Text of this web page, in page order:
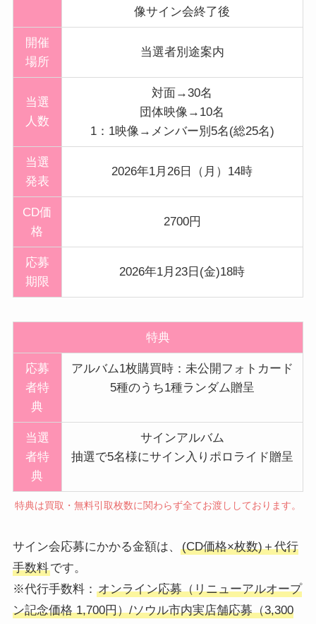
像サイン会終了後
開催
場所
当選者別途案内
当選
人数
対面→30名
団体映像→10名
1：1映像→メンバー別5名(総25名)
当選
発表
2026年1月26日（月）14時
CD価
格
2700円
応募
期限
2026年1月23日(金)18時
特典
応募
者特
典
アルバム1枚購買時：未公開フォトカード
5種のうち1種ランダム贈呈
当選
者特
典
サインアルバム
抽選で5名様にサイン入りポロライド贈呈
特典は買取・無料引取枚数に関わらず全てお渡ししております。
サイン会応募にかかる金額は、
(CD価格×枚数)＋代行
手数料です。
※代行手数料： オンライン応募（リニューアルオープ
ン記念価格 1,700円）/ソウル市内実店舗応募（3,300